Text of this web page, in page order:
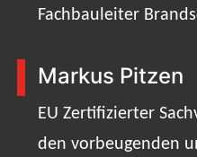
Fachbauleiter
Markus Pitzen
EU Zertifizierter
den vorbeugenden